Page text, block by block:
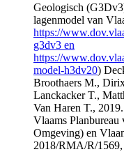
Geologisch
lagenmodel van
https://
g3dv3 en
https://
model-h3dv20)
Broothaers M.,
Lanckacker T.,
Van Haren T.,
Vlaams
Omgeving) en
2018/RMA/R/